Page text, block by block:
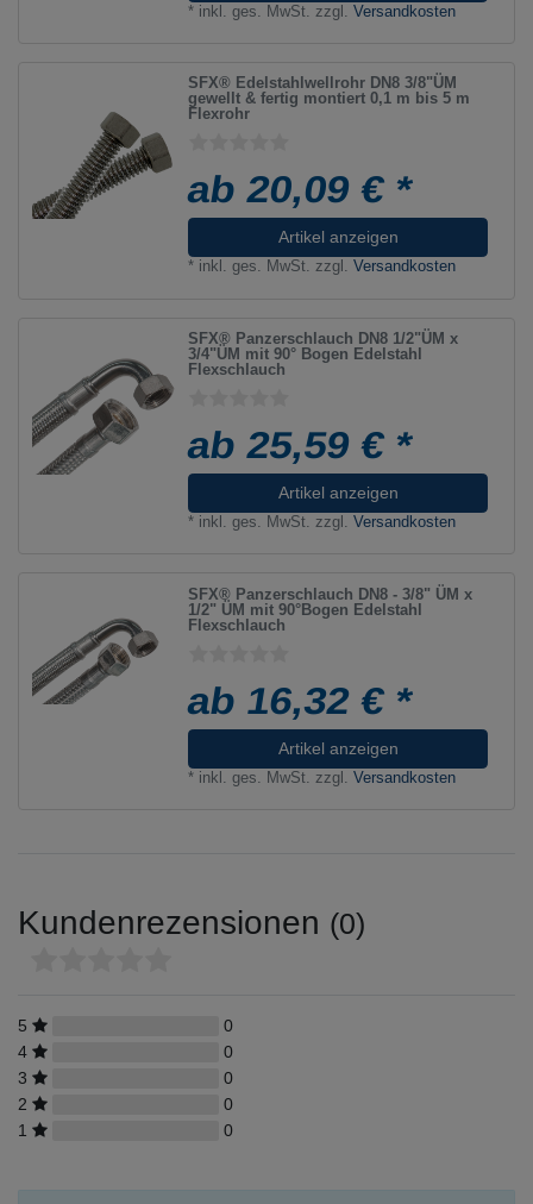
* inkl. ges. MwSt. zzgl.Versandkosten
SFX® Edelstahlwellrohr DN8 3/8"ÜM
gewellt & fertig montiert 0,1 m bis 5 m
Flexrohr
ab 20,09 € *
Artikel anzeigen
* inkl. ges. MwSt. zzgl.Versandkosten
SFX® Panzerschlauch DN8 1/2"ÜM x
3/4"ÜM mit 90° Bogen Edelstahl
Flexschlauch
ab 25,59 € *
Artikel anzeigen
* inkl. ges. MwSt. zzgl.Versandkosten
SFX® Panzerschlauch DN8 - 3/8" ÜM x
1/2" ÜM mit 90°Bogen Edelstahl
Flexschlauch
ab 16,32 € *
Artikel anzeigen
* inkl. ges. MwSt. zzgl.Versandkosten
Kundenrezensionen (0)
5
0
4
0
3
0
2
0
1
0